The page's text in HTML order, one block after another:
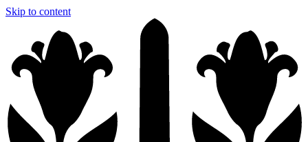
Skip to content